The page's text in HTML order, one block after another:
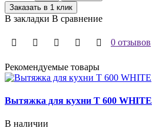
Заказать в 1 клик
В закладки В сравнение
0 отзывов
Рекомендуемые товары
Вытяжка для кухни T 600 WHITE
В наличии